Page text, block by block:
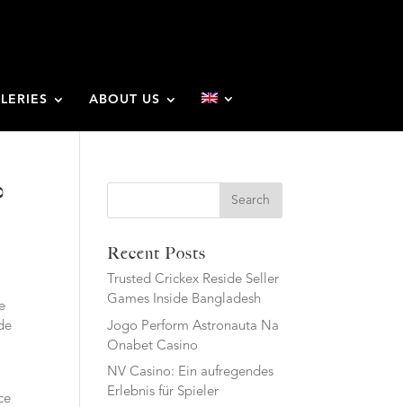
ABOUT US
Search
Recent Posts
Trusted Crickex Reside Seller
Games Inside Bangladesh
Jogo Perform Astronauta Na
Onabet Casino
NV Casino: Ein aufregendes
Erlebnis für Spieler